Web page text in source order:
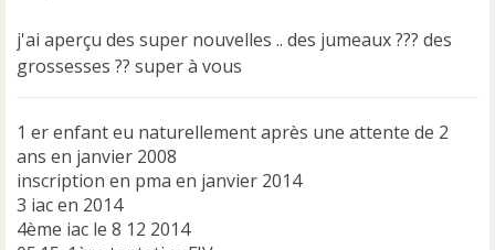
j'ai aperçu des super nouvelles .. des jumeaux ??? des
grossesses ?? super à vous
1 er enfant eu naturellement après une attente de 2
ans en janvier 2008
inscription en pma en janvier 2014
3 iac en 2014
4ème iac le 8 12 2014